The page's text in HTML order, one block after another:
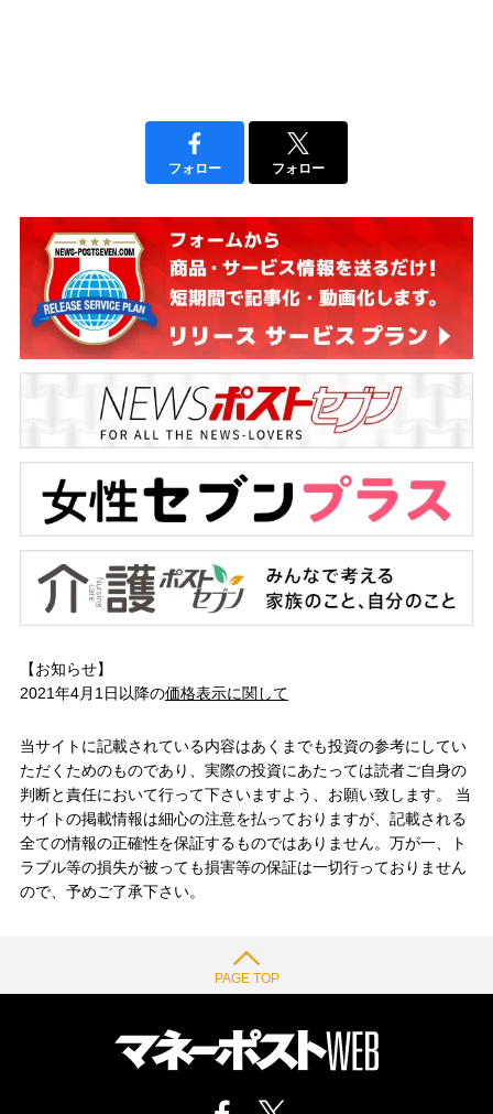
フォロー フォロー
【お知らせ】
2021年4月1日以降の価格表示に関して
当サイトに記載されている内容はあくまでも投資の参考にしてい
ただくためのものであり、実際の投資にあたっては読者ご自身の
判断と責任において行って下さいますよう、お願い致します。 当
サイトの掲載情報は細心の注意を払っておりますが、記載される
全ての情報の正確性を保証するものではありません。万が一、ト
ラブル等の損失が被っても損害等の保証は一切行っておりません
ので、予めご了承下さい。
PAGE TOP